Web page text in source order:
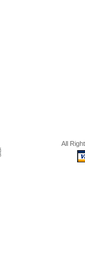
All